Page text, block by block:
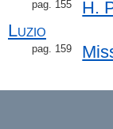
pag. 155 H.
Luzio
pag. 159